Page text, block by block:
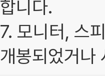
합니다.
7. 모니터, 스
개봉되었거나